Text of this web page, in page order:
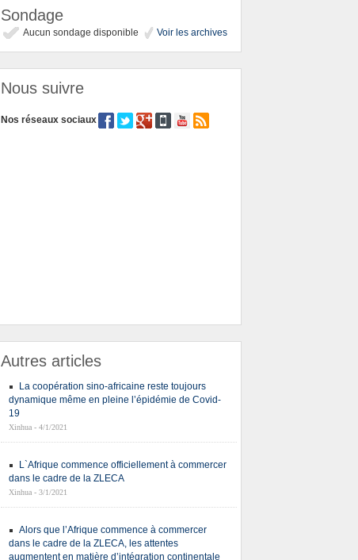
Sondage
Aucun sondage disponible Voir les archives
Nous suivre
Nos réseaux sociaux
Autres articles
La coopération sino-africaine reste toujours
dynamique même en pleine l’épidémie de Covid-
19
Xinhua - 4/1/2021
L`Afrique commence officiellement à commercer
dans le cadre de la ZLECA
Xinhua - 3/1/2021
Alors que l’Afrique commence à commercer
dans le cadre de la ZLECA, les attentes
augmentent en matière d’intégration continentale